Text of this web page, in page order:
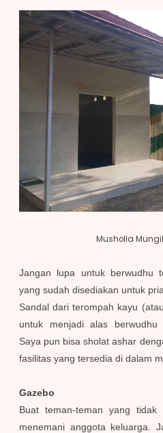
Musholla
Jangan lupa untuk berwudhu
yang sudah disediakan untuk
Sandal dari terompah kayu
untuk menjadi alas berwudhu
Saya pun bisa sholat ashar
fasilitas yang tersedia di dalam
Gazebo
Buat teman-teman yang
menemani anggota keluarga.